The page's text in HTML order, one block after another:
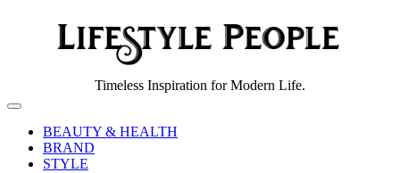
People
Timeless Inspiration for Modern Life.
Off
CanvasBEAUTY & HEALTH
BRAND
STYLE